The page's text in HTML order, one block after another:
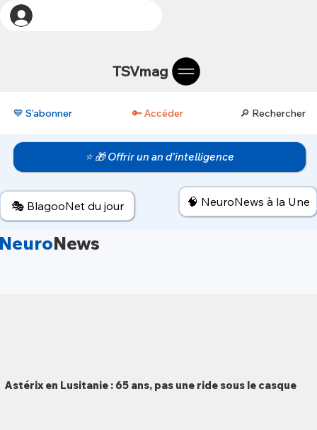
TSVmag
💙 S’abonner 🔑 Accéder 🔎 Rechercher
News
🎭 BlagooNet du jour
⭐ 🎁 Offrir un an d’intelligence
🧠 NeuroNews à la Une
Astérix en Lusitanie : 65 ans, pas une ride sous le casque